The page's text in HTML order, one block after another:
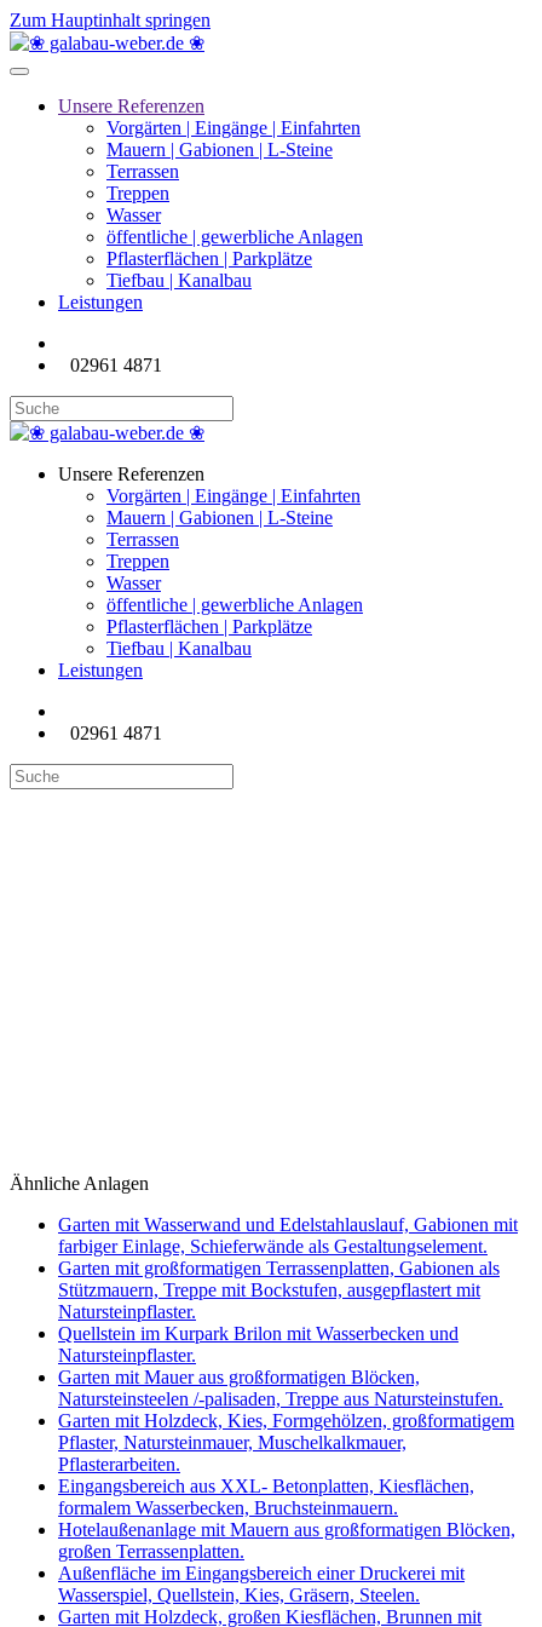
Zum Hauptinhalt springen
Unsere Referenzen
Vorgärten | Eingänge | Einfahrten
Mauern | Gabionen | L-Steine
Terrassen
Treppen
Wasser
öffentliche | gewerbliche Anlagen
Pflasterflächen | Parkplätze
Tiefbau | Kanalbau
Leistungen
02961 4871
Unsere Referenzen
Vorgärten | Eingänge | Einfahrten
Mauern | Gabionen | L-Steine
Terrassen
Treppen
Wasser
öffentliche | gewerbliche Anlagen
Pflasterflächen | Parkplätze
Tiefbau | Kanalbau
Leistungen
02961 4871
Ähnliche Anlagen
Garten mit Wasserwand und Edelstahlauslauf, Gabionen mit
farbiger Einlage, Schieferwände als Gestaltungselement.
Garten mit großformatigen Terrassenplatten, Gabionen als
Stützmauern, Treppe mit Bockstufen, ausgepflastert mit
Natursteinpflaster.
Quellstein im Kurpark Brilon mit Wasserbecken und
Natursteinpflaster.
Garten mit Mauer aus großformatigen Blöcken,
Natursteinsteelen /-palisaden, Treppe aus Natursteinstufen.
Garten mit Holzdeck, Kies, Formgehölzen, großformatigem
Pflaster, Natursteinmauer, Muschelkalkmauer,
Pflasterarbeiten.
Eingangsbereich aus XXL- Betonplatten, Kiesflächen,
formalem Wasserbecken, Bruchsteinmauern.
Hotelaußenanlage mit Mauern aus großformatigen Blöcken,
großen Terrassenplatten.
Außenfläche im Eingangsbereich einer Druckerei mit
Wasserspiel, Quellstein, Kies, Gräsern, Steelen.
Garten mit Holzdeck, großen Kiesflächen, Brunnen mit